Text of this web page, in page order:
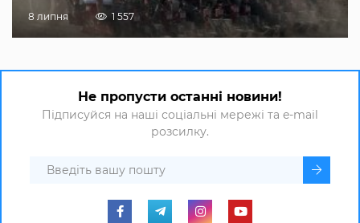
8 липня 1 557
Не пропусти останні новини!
Підписуйся на наші соціальні мережі та e-mail
розсилку.